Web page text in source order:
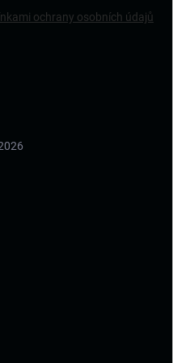
ochrany osobních údajů